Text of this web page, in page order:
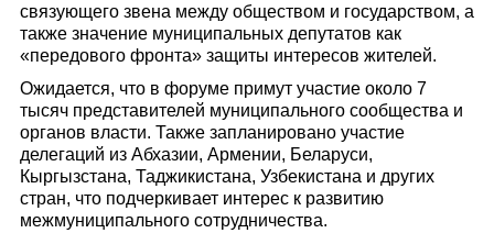
связующего звена между обществом и государством, а
также значение муниципальных депутатов как
«передового фронта» защиты интересов жителей.
Ожидается, что в форуме примут участие около 7
тысяч представителей муниципального сообщества и
органов власти. Также запланировано участие
делегаций из Абхазии, Армении, Беларуси,
Кыргызстана, Таджикистана, Узбекистана и других
стран, что подчеркивает интерес к развитию
межмуниципального сотрудничества.